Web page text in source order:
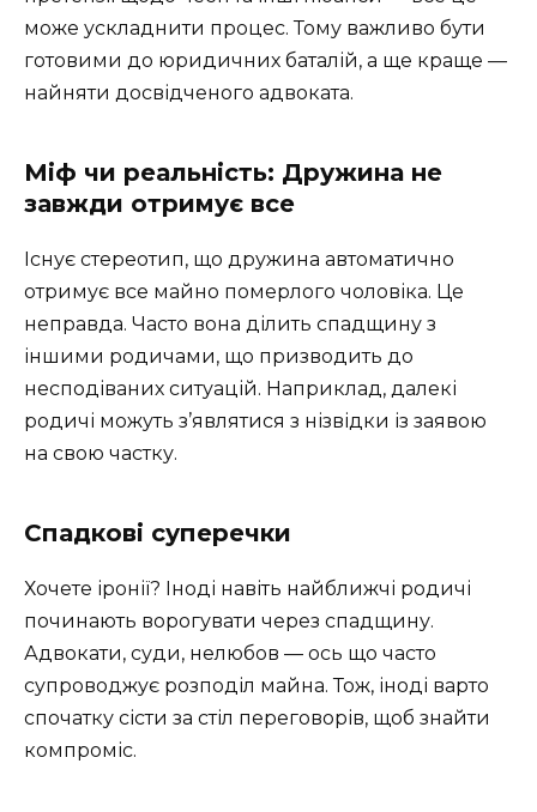
може ускладнити процес. Тому важливо бути
готовими до юридичних баталій, а ще краще —
найняти досвідченого адвоката.
Міф чи реальність: Дружина не
завжди отримує все
Існує стереотип, що дружина автоматично
отримує все майно померлого чоловіка. Це
неправда. Часто вона ділить спадщину з
іншими родичами, що призводить до
несподіваних ситуацій. Наприклад, далекі
родичі можуть з’являтися з нізвідки із заявою
на свою частку.
Спадкові суперечки
Хочете іронії? Іноді навіть найближчі родичі
починають ворогувати через спадщину.
Адвокати, суди, нелюбов — ось що часто
супроводжує розподіл майна. Тож, іноді варто
спочатку сісти за стіл переговорів, щоб знайти
компроміс.